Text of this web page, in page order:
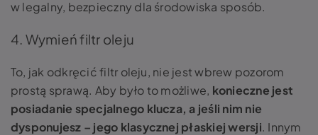
w legalny, bezpieczny dla środowiska sposób.
4. Wymień filtr oleju
To, jak odkręcić filtr oleju, nie jest wbrew pozorom
prostą sprawą. Aby było to możliwe, konieczne jest
posiadanie specjalnego klucza, a jeśli nim nie
dysponujesz – jego klasycznej płaskiej wersji. Innym